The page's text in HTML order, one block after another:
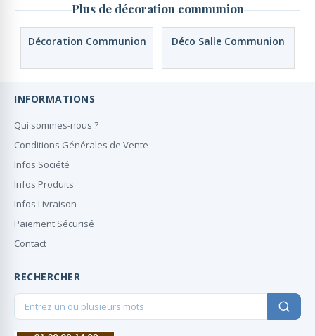
Plus de décoration communion
Décoration Communion Déco Salle Communion
INFORMATIONS
Qui sommes-nous ?
Conditions Générales de Vente
Infos Société
Infos Produits
Infos Livraison
Paiement Sécurisé
Contact
RECHERCHER